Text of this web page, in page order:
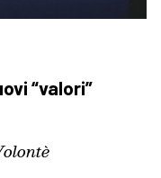
“valori”